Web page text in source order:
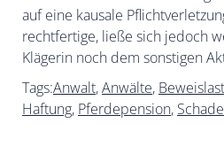
auf eine kausale
rechtfertige, ließe sich jedoch
Klägerin noch dem sonstigen
Tags:Anwalt,Anwälte, Beweislast
Haftung, Pferdepension,